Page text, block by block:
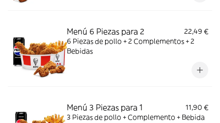
Menú 6 Piezas para 2
22,49 €
6 Piezas de pollo + 2 Complementos + 2
Bebidas
Menú 3 Piezas para 1
11,90 €
3 Piezas de pollo + Complemento + Bebida